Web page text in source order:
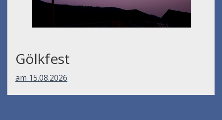
Gölkfest
am 15.08.2026